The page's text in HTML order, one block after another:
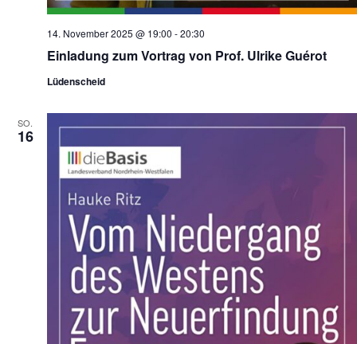
Einladung zum Vortrag von Prof. Ulrike Guérot
14. November 2025 @ 19:00 -20:30
Lüdenscheid
SO.
16